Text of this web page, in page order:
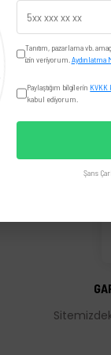
Tanıtım, pazarlama vb.
izin veriyorum. Aydınlatma
Paylaştığım bilgilerin KVKK
kabul ediyorum.
Şans